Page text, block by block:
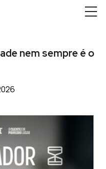
nem sempre é o